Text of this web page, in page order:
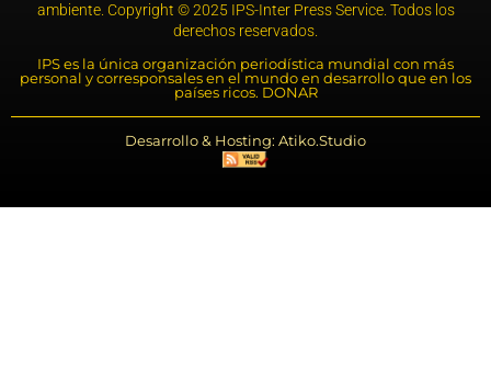
ambiente. Copyright © 2025 IPS-Inter Press Service. Todos los
derechos reservados.
IPS es la única organización periodística mundial con más
personal y corresponsales en el mundo en desarrollo que en los
países ricos. DONAR
Desarrollo & Hosting: Atiko.Studio